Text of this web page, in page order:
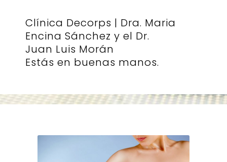
Clínica Decorps | Dra. Maria
Encina Sánchez y el Dr.
Juan Luis Morán
Estás en buenas manos.